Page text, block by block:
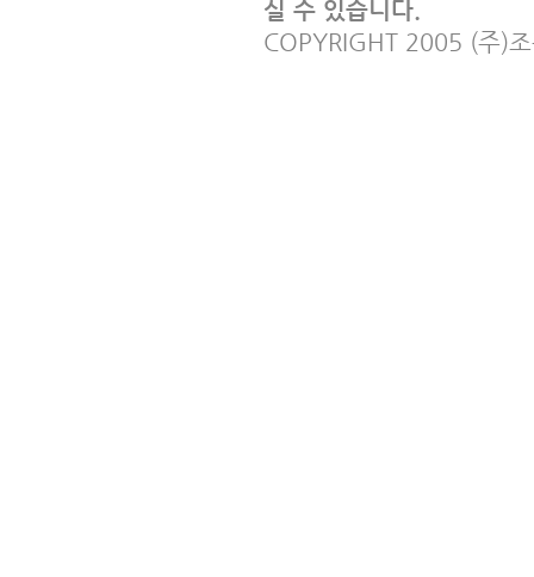
실 수 있습니다.
COPYRIGHT 2005 (주)